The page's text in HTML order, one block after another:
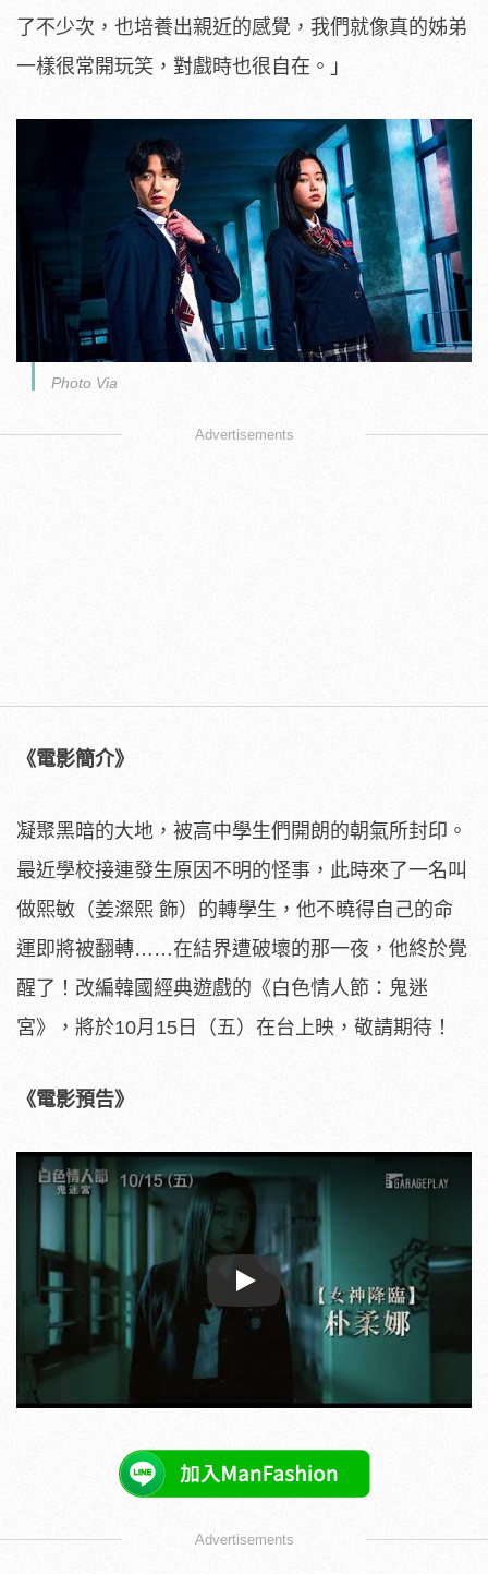
了不少次，也培養出親近的感覺， 我們就像真的姊弟
一樣很常開玩笑，對戲時也很自在。」
Photo Via
Advertisements
《電影簡介》
凝聚黑暗的大地，被高中學生們開朗的朝氣所封印。
最近學校接連發生原因不明的怪事，此時來了一名叫
做熙敏（姜澯熙 飾）的轉學生，他不曉得自己的命
運即將被翻轉……在結界遭破壞的那一夜，他終於覺
醒了！改編韓國經典遊戲的《白色情人節：鬼迷
宮》，將於10月15日（五）在台上映，敬請期待！
《電影預告》
Play
Advertisements